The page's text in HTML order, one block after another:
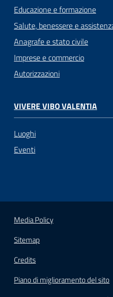
Educazione e formazione
Salute, benessere e
Anagrafe e stato civile
Imprese e commercio
Autorizzazioni
VIVERE VIBO VALENTIA
Luoghi
Eventi
Media Policy
Sitemap
Credits
Piano di miglioramento del sito